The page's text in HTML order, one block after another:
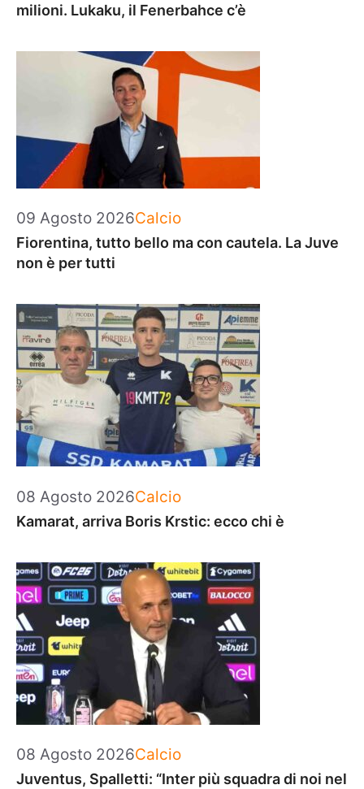
milioni. Lukaku, il Fenerbahce c’è
09 Agosto 2026Categorie
Calcio
Fiorentina, tutto bello ma con cautela. La Juve
non è per tutti
08 Agosto 2026Categorie
Calcio
Kamarat, arriva Boris Krstic: ecco chi è
08 Agosto 2026Categorie
Calcio
Juventus, Spalletti: “Inter più squadra di noi nel